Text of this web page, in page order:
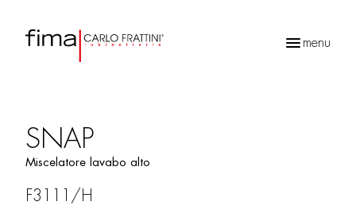
menu
SNAP
Miscelatore lavabo alto
F3111/H